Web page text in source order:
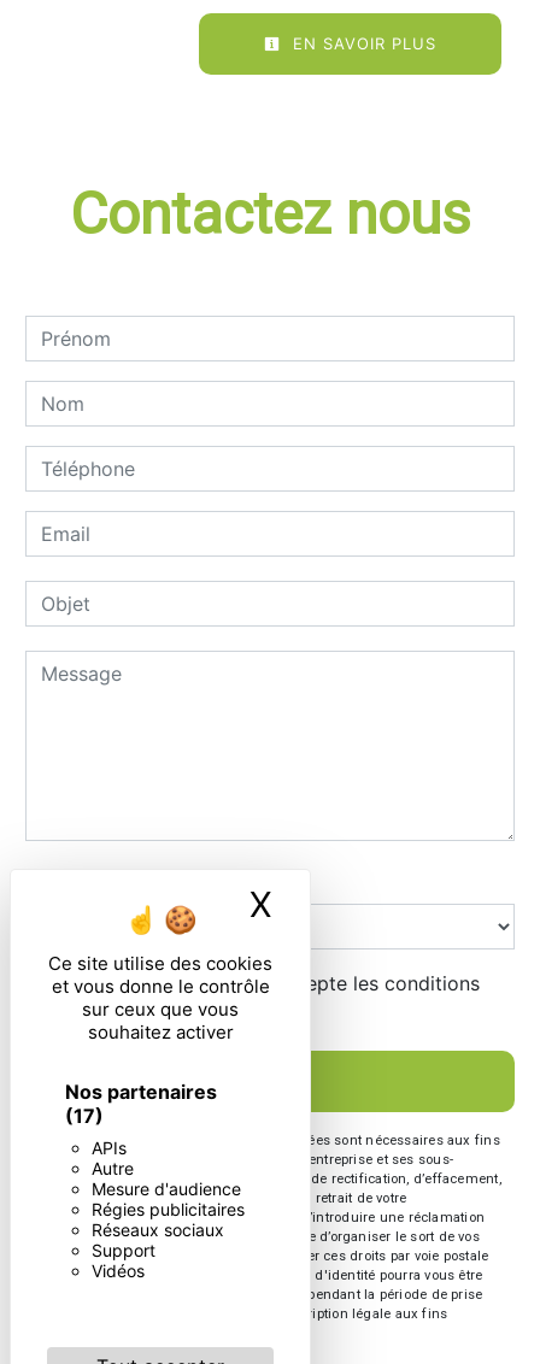
Ce site utilise des cookies
et vous donne le contrôle
sur ceux que vous
souhaitez activer
Nos partenaires
(17)
APIs
Autre
Mesure d'audience
Régies publicitaires
Réseaux sociaux
Support
Vidéos
X Masquer le
EN SAVOIR PLUS
Contactez nous
En cochant cette case, j'accepte les conditions
particulières ci-dessous **
** Les données personnelles communiquées sont nécessaires aux fins
de vous contacter. Elles sont destinées à l'entreprise et ses sous-
traitants. Vous disposez de droits d’accès, de rectification, d’effacement,
de portabilité, de limitation, d’opposition, de retrait de votre
consentement à tout moment et du droit d’introduire une réclamation
auprès d’une autorité de contrôle, ainsi que d’organiser le sort de vos
données post-mortem. Vous pouvez exercer ces droits par voie postale
ou par courrier électronique. Un justificatif d'identité pourra vous être
demandé. Nous conservons vos données pendant la période de prise
de contact puis pendant la durée de prescription légale aux fins